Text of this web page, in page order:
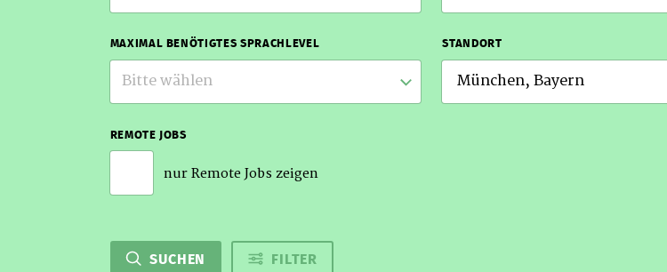
MAXIMAL BENÖTIGTES SPRACHLEVEL
Bitte wählen
STANDORT
REMOTE JOBS
nur Remote Jobs zeigen
SUCHEN FILTER